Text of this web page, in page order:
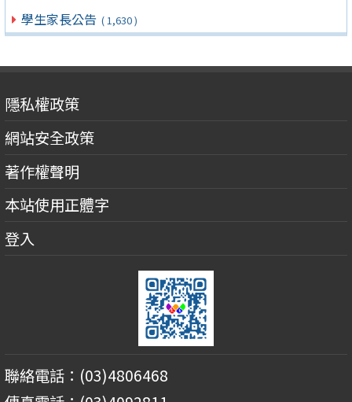
學生家長公告 ( 1,630 )
隱私權政策
網站安全政策
著作權聲明
本站使用正體字
登入
聯絡電話：(03)4806468